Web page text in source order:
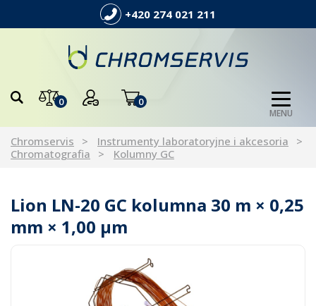
+420 274 021 211
0 0
MENU
Chromservis
Instrumenty laboratoryjne i akcesoria
Chromatografia
Kolumny GC
Lion LN-20 GC kolumna 30 m × 0,25
mm × 1,00 µm